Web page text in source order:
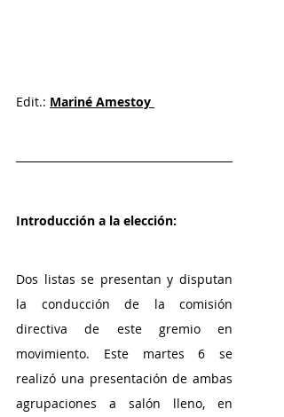
Edit.: Mariné Amestoy
Introducción a la elección:
Dos listas se presentan y disputan
la conducción de la comisión
directiva de este gremio en
movimiento. Este martes 6 se
realizó una presentación de ambas
agrupaciones a salón lleno, en